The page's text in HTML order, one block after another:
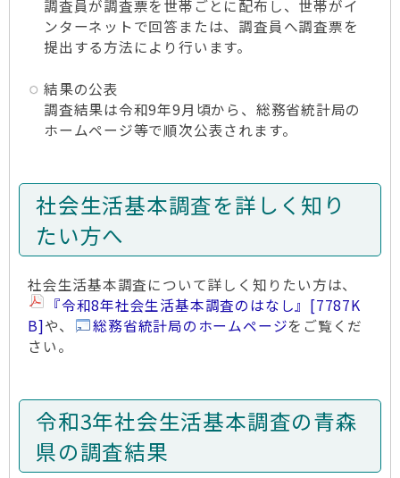
調査員が調査票を世帯ごとに配布し、世帯がイ
ンターネットで回答または、調査員へ調査票を
提出する方法により行います。
結果の公表
調査結果は令和9年9月頃から、総務省統計局の
ホームページ等で順次公表されます。
社会生活基本調査を詳しく知り
たい方へ
社会生活基本調査について詳しく知りたい方は、
『令和8年社会生活基本調査のはなし』 [7787K
B]や、 総務省統計局のホームページをご覧くだ
さい。
令和3年社会生活基本調査の青森
県の調査結果